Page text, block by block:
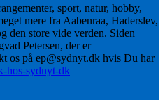
sport, natur, hobby,
mere fra Aabenraa, Haderslev,
den store vide verden. Siden
Petersen, der er
os på ep@sydnyt.dk hvis Du har
hos-sydnyt-dk